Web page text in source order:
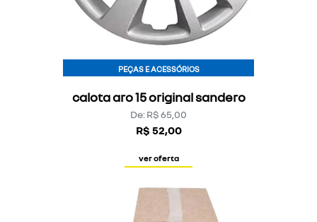
calota aro 15 original sandero
PEÇAS E ACESSÓRIOS
De: R$ 65,00
R$ 52,00
ver oferta